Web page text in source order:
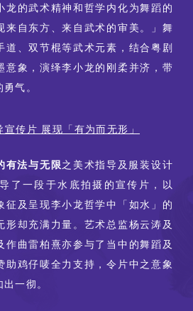
龙的武术精神和哲学内化为舞蹈的
来自东方、来自武术的审美。」舞
道、双节棍等武术元素，结合粤剧
意象，演绎李小龙的刚柔并济，带
气。
传片 展现「有为而无形」
有法与无限之美术指导及服装设计
了一段于水底拍摄的宣传片，以
征及呈现李小龙哲学中「如水」的
形却充满力量。艺术总监杨云涛及
作曲雷柏熹亦参与了当中的舞蹈及
助鸡仔唛全力支持，令片中之意象
一彻。